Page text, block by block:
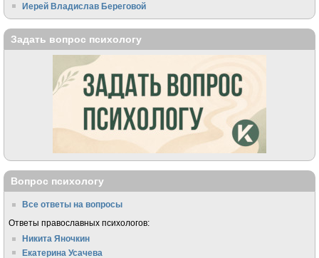
Иерей Владислав Береговой
Задать вопрос психологу
Вопрос психологу
Все ответы на вопросы
Ответы православных психологов:
Никита Яночкин
Екатерина Усачева